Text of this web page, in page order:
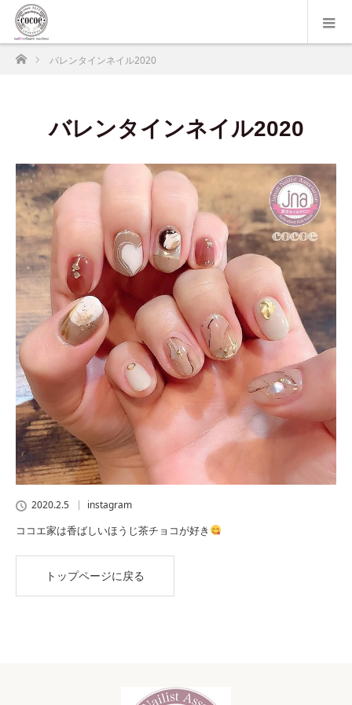
ホームバレンタインネイル2020
バレンタインネイル2020
2020.2.5 instagram
ココエ家は香ばしいほうじ茶チョコが好き
トップページに戻る